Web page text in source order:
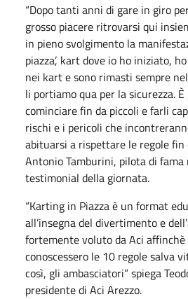
“Dopo tanti anni di gare in giro
grosso piacere ritrovarsi qui
in pieno svolgimento la
piazza’, kart dove io ho iniziato,
nei kart e sono rimasti sempre
li portiamo qua per la sicurezza.
cominciare fin da piccoli e farli
rischi e i pericoli che
abituarsi a rispettare le regole fin
Antonio Tamburini, pilota di fama
testimonial della giornata.
“Karting in Piazza è un format
all’insegna del divertimento e
fortemente voluto da Aci affinchè
conoscessero le 10 regole salva
così, gli ambasciatori” spiega
presidente di Aci Arezzo.